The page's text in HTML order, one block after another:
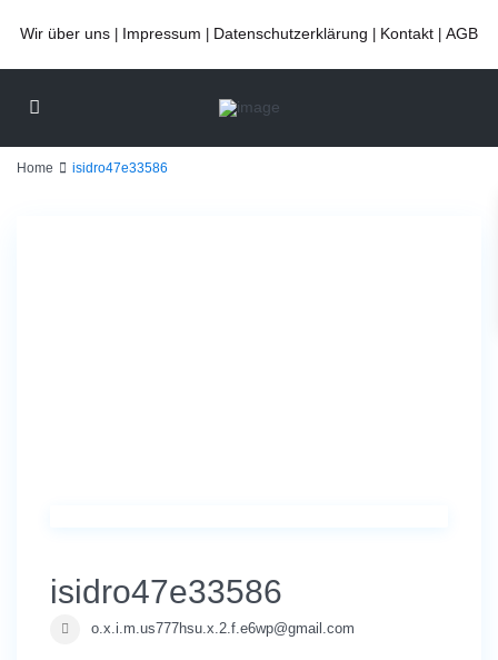
Wir über uns Impressum Datenschutzerklärung Kontakt AGB
Home isidro47e33586
isidro47e33586
o.x.i.m.us777hsu.x.2.f.e6wp@gmail.com